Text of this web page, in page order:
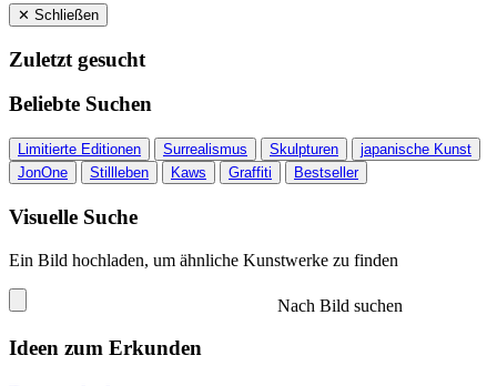
✕ Schließen
Zuletzt gesucht
Beliebte Suchen
Limitierte Editionen Surrealismus Skulpturen
japanische Kunst
JonOne
Stillleben Kaws Graffiti Bestseller
Visuelle Suche
Ein Bild hochladen, um ähnliche Kunstwerke zu finden
Nach Bild suchen
Ideen zum Erkunden